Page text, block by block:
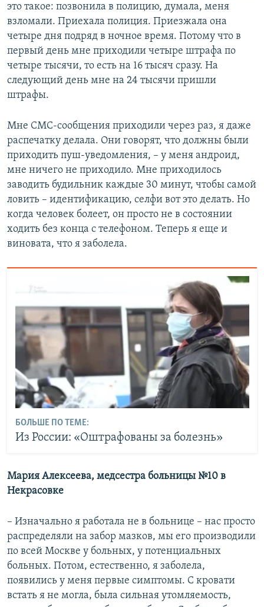
это такое: позвонила в полицию, думала, меня
взломали. Приехала полиция. Приезжала она
четыре дня подряд в ночное время. Потому что в
первый день мне приходили четыре штрафа по
четыре тысячи, то есть на 16 тысяч сразу. На
следующий день мне на 24 тысячи пришли
штрафы.
Мне СМС-сообщения приходили через раз, я даже
распечатку делала. Они говорят, что должны были
приходить пуш-уведомления, – у меня андроид,
мне ничего не приходило. Мне приходилось
заводить будильник каждые 30 минут, чтобы самой
ловить – идентификацию, селфи вот это делать. Но
когда человек болеет, он просто не в состоянии
ходить без конца с телефоном. Теперь я еще и
виновата, что я заболела.
БОЛЬШЕ ПО ТЕМЕ:
Из России: «Оштрафованы за болезнь»
Мария Алексеева, медсестра больницы №10 в
Некрасовке
– Изначально я работала не в больнице – нас просто
распределяли на забор мазков, мы его производили
по всей Москве у больных, у потенциальных
больных. Потом, естественно, я заболела,
появились у меня первые симптомы. С кровати
встать я не могла, была сильная утомляемость,